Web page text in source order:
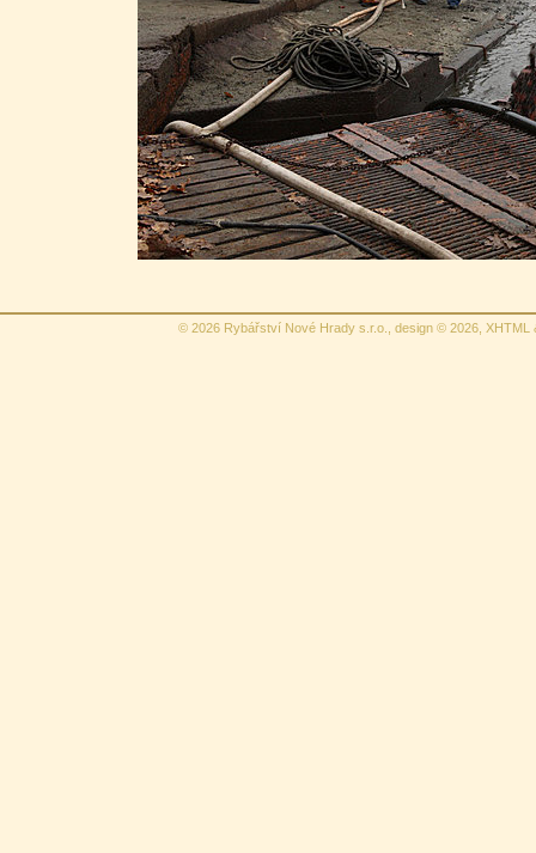
© 2026 Rybářství Nové Hrady s.r.o., design © 2026, XHTML